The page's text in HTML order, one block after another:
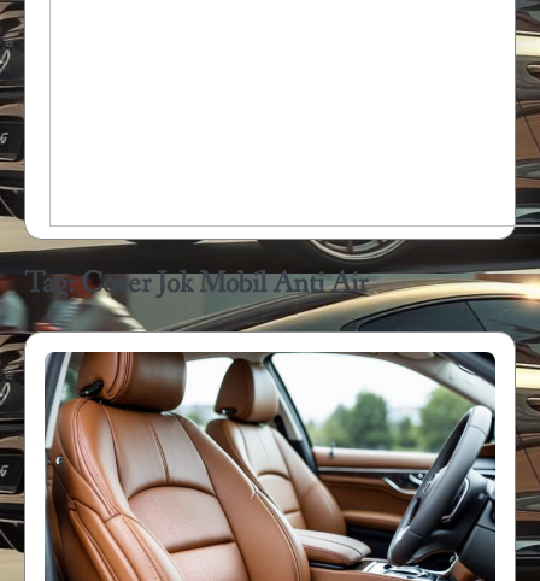
Tag:Cover Jok Mobil Anti Air